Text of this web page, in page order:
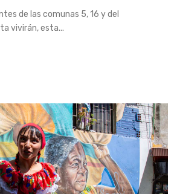
de las comunas 5, 16 y del
vivirán, esta...